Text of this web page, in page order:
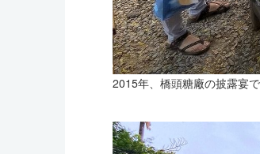
2015年、橋頭糖廠の披露宴